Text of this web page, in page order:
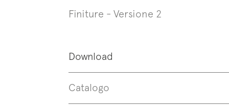
Finiture - Versione 2
Download
Catalogo